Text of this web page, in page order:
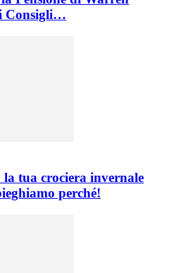
Consigli…
tua crociera invernale
perché!